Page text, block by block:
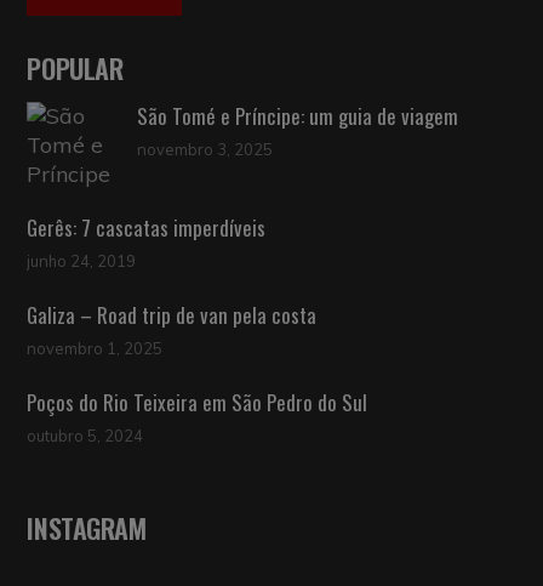
POPULAR
São Tomé e Príncipe: um guia de viagem
novembro 3, 2025
Gerês: 7 cascatas imperdíveis
junho 24, 2019
Galiza – Road trip de van pela costa
novembro 1, 2025
Poços do Rio Teixeira em São Pedro do Sul
outubro 5, 2024
INSTAGRAM